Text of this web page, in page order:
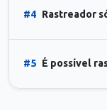
#4 Rastreador
#5 É possível